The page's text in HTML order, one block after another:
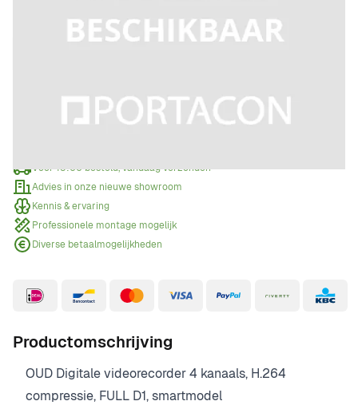
Offerte aanvragen
Wanneer een offerte aanvragen?
Voor 15:00 besteld, vandaag verzonden
Advies in onze nieuwe showroom
Kennis & ervaring
Professionele montage mogelijk
Diverse betaalmogelijkheden
Productomschrijving
OUD Digitale videorecorder 4 kanaals, H.264
compressie, FULL D1, smartmodel